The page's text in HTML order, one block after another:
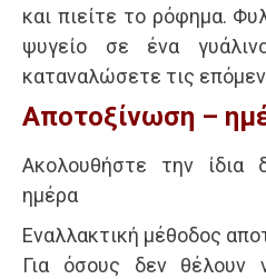
και πιείτε το ρόφημα.
ψυγείο σε ένα
καταναλώσετε τις
Αποτοξίνωση –
Ακολουθήστε την ίδια
ημέρα
Εναλλακτική μέθοδος
Για όσους δεν θέλουν